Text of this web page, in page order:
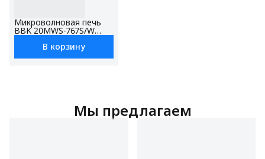
Микроволновая печь
BBK 20MWS-767S/W
мощность 700 Вт,
В корзину
Мы предлагаем